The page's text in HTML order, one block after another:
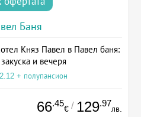
Баня
Княз Павел в Павел баня:
и вечеря
+ полупансион
66.45
€ / 129.97
лв.